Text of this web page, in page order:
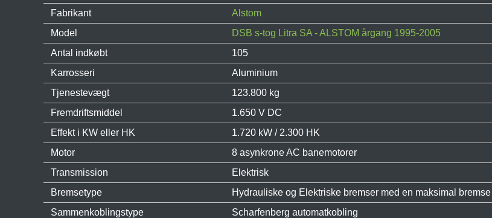
Fabrikant
Alstom
Model
DSB s-tog Litra SA - ALSTOM årgang 1995-2005
Antal indkøbt
105
Karrosseri
Aluminium
Tjenestevægt
123.800 kg
Fremdriftsmiddel
1.650 V DC
Effekt i KW eller HK
1.720 kW / 2.300 HK
Motor
8 asynkrone AC banemotorer
Transmission
Elektrisk
Bremsetype
Hydrauliske og Elektriske bremser med en maksimal
Sammenkoblingstype
Scharfenberg automatkobling